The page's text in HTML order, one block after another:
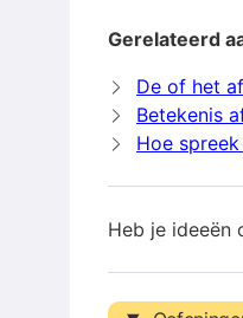
Gerelateerd
De of het
Betekenis
Hoe
Heb je ideeën